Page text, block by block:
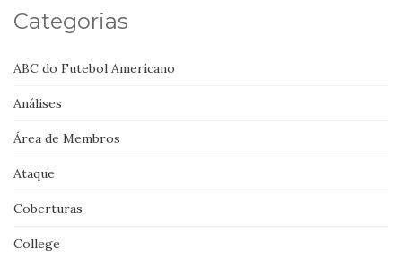
Categorias
ABC do Futebol Americano
Análises
Área de Membros
Ataque
Coberturas
College